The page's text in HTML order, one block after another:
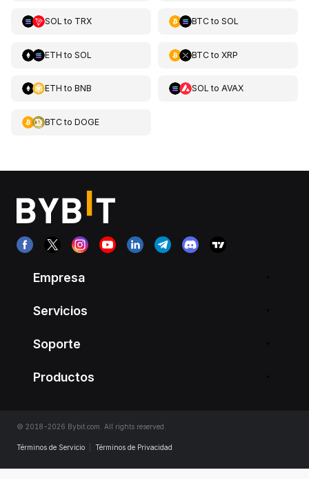
SOL to TRX BTCto SOL
ETH to SOL BTCto XRP
ETH to BNB SOL to AVAX
BTCto DOGE
Empresa
Servicios
Soporte
Productos
© 2018-2026 Bybit.com. All rights reserved.
Términos de Servicio Términos de Privacidad